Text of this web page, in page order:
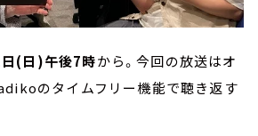
(日)午後7時から。今回の放送はオ
のタイムフリー機能で聴き返す